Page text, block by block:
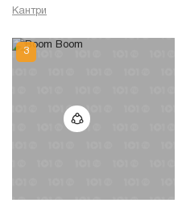
Кантри